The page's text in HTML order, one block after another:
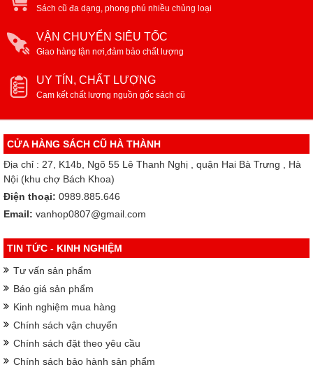
Sách cũ đa dạng, phong phú nhiều chủng loại
VẬN CHUYỂN SIÊU TỐC
Giao hàng tận nơi,đảm bảo chất lượng
UY TÍN, CHẤT LƯỢNG
Cam kết chất lượng nguồn gốc sách cũ
CỬA HÀNG SÁCH CŨ HÀ THÀNH
Địa chỉ : 27, K14b, Ngõ 55 Lê Thanh Nghị , quận Hai Bà Trưng , Hà
Nội (khu chợ Bách Khoa)
Điện thoại: 0989.885.646
Email: vanhop0807@gmail.com
TIN TỨC - KINH NGHIỆM
Tư vấn sản phẩm
Báo giá sản phẩm
Kinh nghiệm mua hàng
Chính sách vận chuyển
Chính sách đặt theo yêu cầu
Chính sách bảo hành sản phẩm